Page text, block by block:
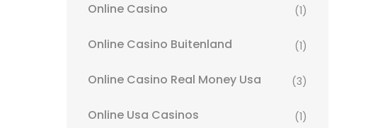
Online Casino (1)
Online Casino Buitenland (1)
Online Casino Real Money Usa (3)
Online Usa Casinos (1)